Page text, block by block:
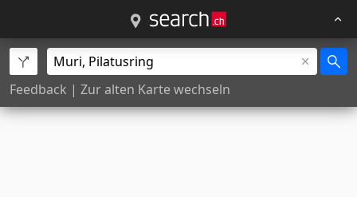
Feedback | Zur alten Karte wechseln